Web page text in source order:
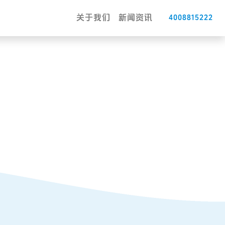
关于我们 新闻资讯 4008815222